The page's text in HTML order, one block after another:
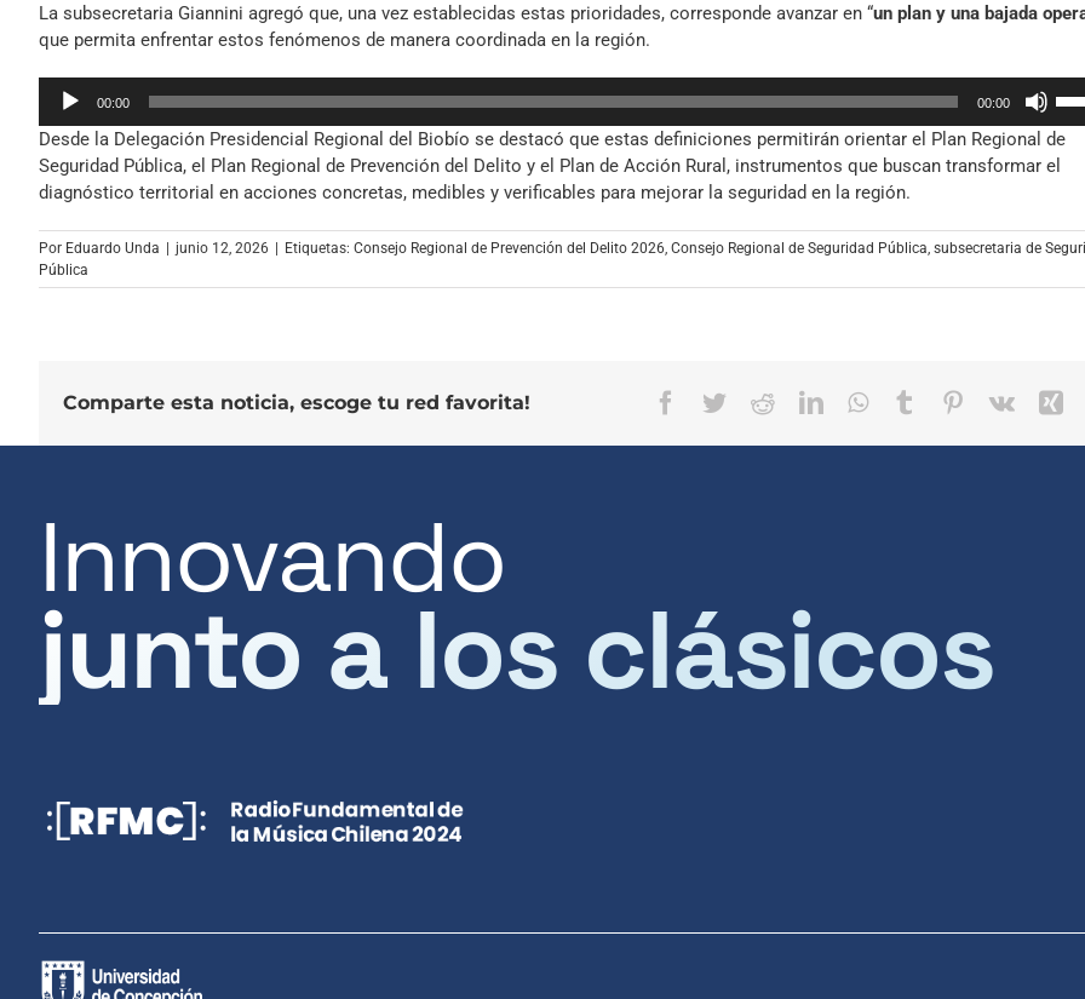
o
el
La subsecretaria Giannini agregó que, una vez establecidas estas prioridades, corresponde avanzar en “un plan y una bajada
que permita enfrentar estos fenómenos de manera coordinada en la región.
Reproductor
audio
00:00 00:00
de
Desde la Delegación Presidencial Regional del Biobío se destacó que estas definiciones permitirán orientar el Plan Regional de
Seguridad Pública, el Plan Regional de Prevención del Delito y el Plan de Acción Rural, instrumentos que buscan transformar el
diagnóstico territorial en acciones concretas, medibles y verificables para mejorar la seguridad en la región.
Por Eduardo Unda junio 12, 2026 Etiquetas: Consejo Regional de Prevención del Delito 2026, Consejo Regional de Seguridad Pública, subsecretaria de
Pública
Comparte esta noticia, escoge tu red favorita! Facebook
TwitterRedditLinkedInWhatsApp
TumblrPinterest
Vk
Innovando
junto a los clásicos